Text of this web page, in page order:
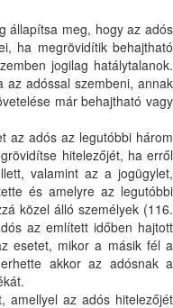
állapítsa meg, hogy az adós
ha megrövidítik behajtható
jogilag hatálytalanok.
az adóssal szembeni, annak
már behajtható vagy
az adós az legutóbbi három
hitelezőjét, ha erről
valamint az a jogügylet,
és amelyre az legutóbbi
közel álló személyek (116.
az említett időben hajtott
esetet, mikor a másik fél a
akkor az adósnak a
amellyel az adós hitelezőjét